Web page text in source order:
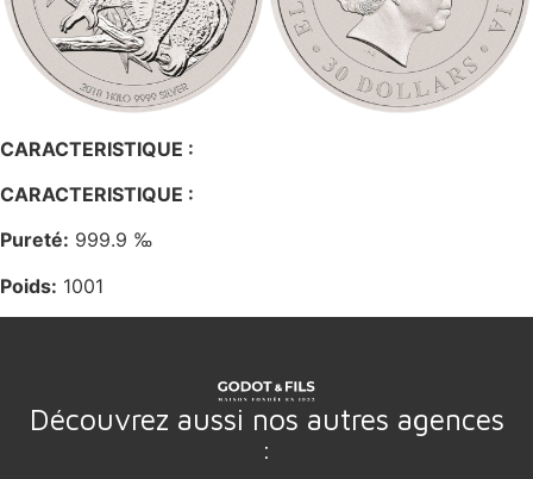
CARACTERISTIQUE :
CARACTERISTIQUE :
Pureté: 999.9 ‰
Poids: 1001
Découvrez aussi nos autres agences
: